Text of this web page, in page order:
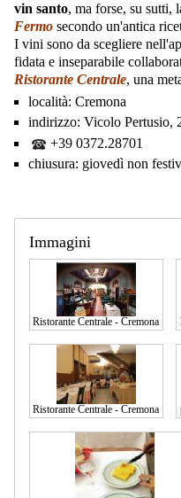
vin santo, ma forse, su sutti,
Fermo secondo un'antica
I vini sono da scegliere
fidata e inseparabile
Ristorante Centrale, una
località: Cremona
indirizzo: Vicolo Pertusio,
+39 0372.28701
chiusura: giovedì non
Immagini
Ristorante Centrale - Cremona
Ristorante Centrale - Cremona